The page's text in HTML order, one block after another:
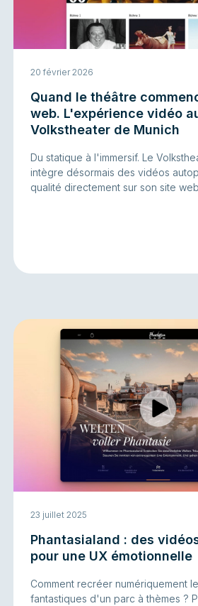
20 février 2026
Quand le théâtre
web. L'expérience vidéo
Volkstheater de Munich
Du statique à l'immersif. Le
intègre désormais des vidéos
qualité directement sur son site
23 juillet 2025
Phantasialand : des
pour une UX émotionnelle
Comment recréer numériquement
fantastiques d'un parc à thèmes ?